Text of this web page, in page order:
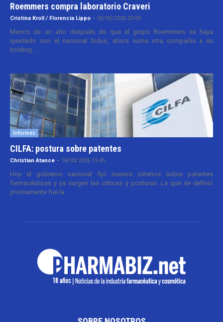
Roemmers compra laboratorio Craveri
Cristina Kroll / Florencia Lippo - 05/05/2026 20:00
Menos de un año después de que el grupo Roemmers se haya
quedado con el nacional Sidus, ahora suma otra compañía a su
holding....
Informes
CILFA: postura sobre patentes
Christian Atance - 18/03/2026 15:45
Hoy el gobierno nacional fijó nuevos criterios sobre patentes
farmacéuticas y ya surgen las críticas y posturas. La que se definió
prontamente fue la...